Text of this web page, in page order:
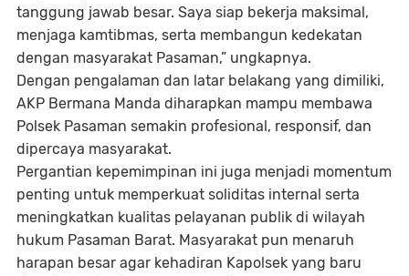
tanggung jawab besar. Saya siap bekerja maksimal,
menjaga kamtibmas, serta membangun kedekatan
dengan masyarakat Pasaman,” ungkapnya.
Dengan pengalaman dan latar belakang yang dimiliki,
AKP Bermana Manda diharapkan mampu membawa
Polsek Pasaman semakin profesional, responsif, dan
dipercaya masyarakat.
Pergantian kepemimpinan ini juga menjadi momentum
penting untuk memperkuat soliditas internal serta
meningkatkan kualitas pelayanan publik di wilayah
hukum Pasaman Barat. Masyarakat pun menaruh
harapan besar agar kehadiran Kapolsek yang baru